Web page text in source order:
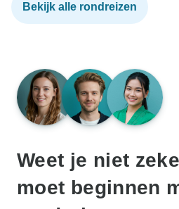
Bekijk alle rondreizen
Weet je niet
moet beginnen